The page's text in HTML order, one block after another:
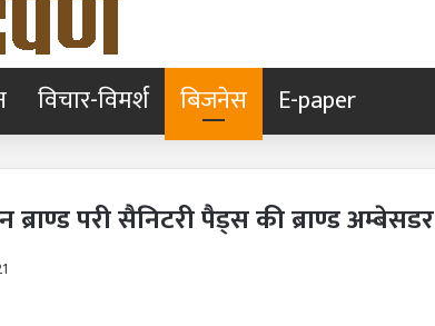
विचार-विमर्श बिजनेस E-paper
ब्राण्ड परी सैनिटरी पैड्स की ब्राण्ड अम्बेसडर